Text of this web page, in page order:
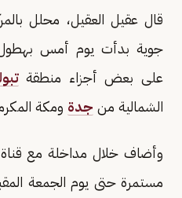
قال عقيل العقيل، محلل
جوية بدأت يوم أمس
على بعض أجزاء منطقة
الشمالية من جدة ومكة
وأضاف خلال مداخلة مع
مستمرة حتى يوم الجمعة